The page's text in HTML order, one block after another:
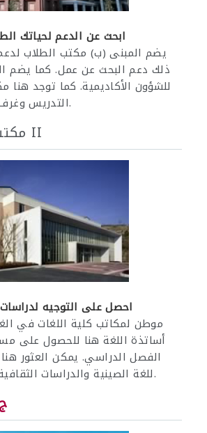
ابحث عن الدعم لحياتك
يضم المبنى (ب) مكتب الطلاب
ذلك دعم البحث عن عمل. كما يضم
للشؤون الأكاديمية. كما توجد هنا
التدريس وغرف مشاريع الندوات.
مكتب الكلية II
احصل على التوجيه
موطن لمكاتب كلية اللغات في
أساتذة اللغة هنا للحصول على
الفصل الدراسي. يمكن العثور
APU Confucius للغة الصينية والدراسات الثقافية.
ج